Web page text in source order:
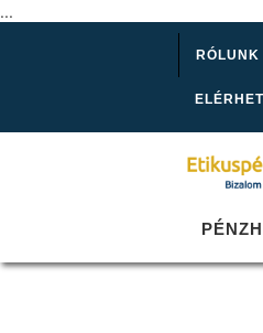
...
RÓLUNK